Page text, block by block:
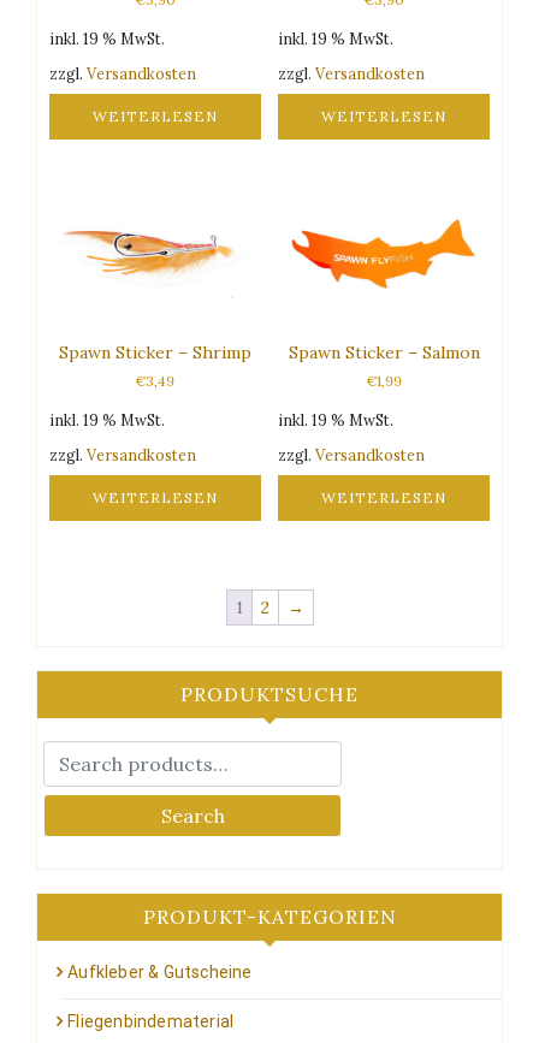
inkl. 19 % MwSt.
zzgl. Versandkosten
WEITERLESEN
inkl. 19 % MwSt.
zzgl.Versandkosten
WEITERLESEN
Spawn Sticker – Shrimp
€3,49
inkl. 19 % MwSt.
zzgl. Versandkosten
WEITERLESEN
Spawn Sticker – Salmon
€1,99
inkl. 19 % MwSt.
zzgl.Versandkosten
WEITERLESEN
1 2 →
PRODUKTSUCHE
Search
PRODUKT-KATEGORIEN
Aufkleber & Gutscheine
Fliegenbindematerial